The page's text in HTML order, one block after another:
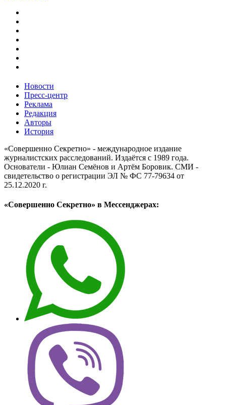
Новости
Пресс-центр
Реклама
Редакция
Авторы
История
«Совершенно Секретно» - международное издание
журналистских расследований. Издаётся с 1989 года.
Основатели - Юлиан Семёнов и Артём Боровик. CМИ -
свидетельство о регистрации ЭЛ № ФС 77-79634 от
25.12.2020 г.
«Совершенно Секретно» в Мессенджерах: